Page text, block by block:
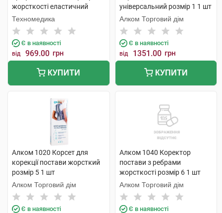
жорсткості еластичний
розмір XL/XXL 1 шт
Техномедика
Є в наявності
від 969.00 грн
КУПИТИ
універсальний розмір 1 1 шт
Алком Торговий дім
Є в наявності
від 1351.00 грн
КУПИТИ
Алком 1020 Корсет для
корекції постави жорсткий
розмір 5 1 шт
Алком Торговий дім
Є в наявності
Алком 1040 Коректор
постави з ребрами
жорсткості розмір 6 1 шт
Алком Торговий дім
Є в наявності